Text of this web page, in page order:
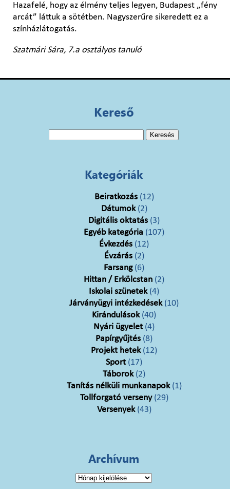
Hazafelé, hogy az élmény teljes legyen, Budapest „fény
arcát” láttuk a sötétben. Nagyszerűre sikeredett ez a
színházlátogatás.
Szatmári Sára, 7.a osztályos tanuló
Kereső
Kategóriák
Beiratkozás(12)
Dátumok(2)
Digitális oktatás (3)
Egyéb kategória (107)
Évkezdés (12)
Évzárás(2)
Farsang(6)
Hittan / Erkölcstan (2)
Iskolai szünetek(4)
Járványügyi intézkedések(10)
Kirándulások(40)
Nyári ügyelet(4)
Papírgyűjtés (8)
Projekt hetek(12)
Sport(17)
Táborok(2)
Tanítás nélküli munkanapok(1)
Tollforgató verseny(29)
Versenyek(43)
Archívum
Archívum